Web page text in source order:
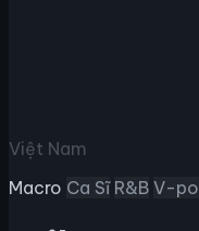
Việt Nam
Macro Ca Sĩ R&B V-